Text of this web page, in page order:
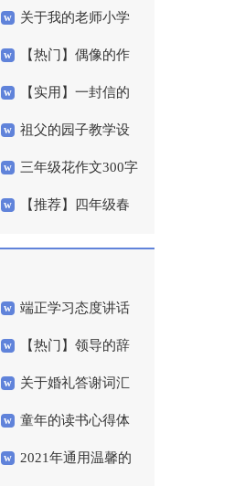
作文400字3篇
关于我的老师小学
作文3篇【热门】偶像的作
文300字三篇
【实用】一封信的
作文300字合集7篇
祖父的园子教学设
计集锦15篇
三年级花作文300字
4篇 【推荐】四年级春
端正学习态度讲话
稿 【热门】领导的辞
职报告4篇
关于婚礼答谢词汇
编五篇童年的读书心得体
会 2021年通用温馨的